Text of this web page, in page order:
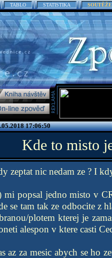
TABLO STATISTIKA SOUTĚŽE
17:06:50
Kde to misto
zeptat nic nedam ze ? I
mi popsal jedno misto v
se tam tak ze odbocite z
plotem kterej je
alespon v ktere casti
az za mesic abych se ho